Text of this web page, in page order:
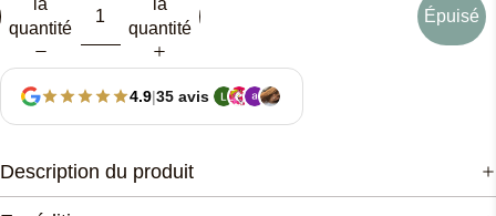
écran
quantité
quantité
Épuisé
4.9|35 avis
Description du produit